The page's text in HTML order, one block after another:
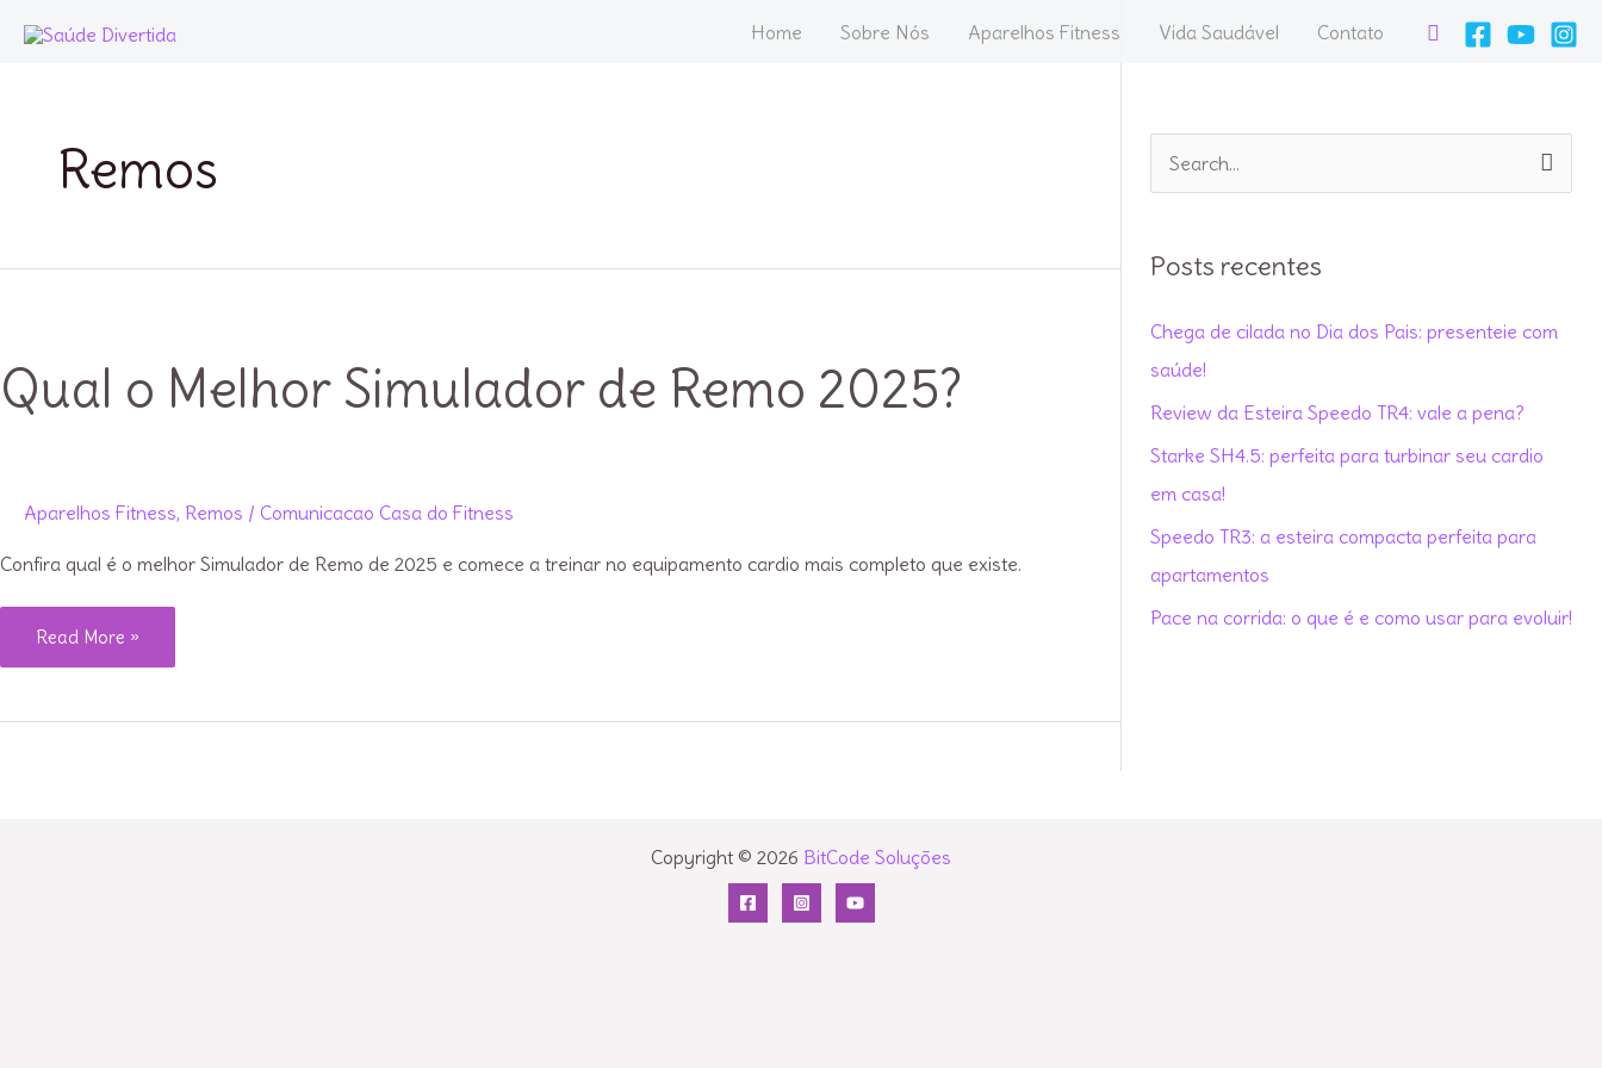
para
Home Sobre Nós Aparelhos Fitness Vida Saudável Contato Pesquisar
Remos
Qual o Melhor Simulador de Remo 2025?
Aparelhos Fitness, Remos / Comunicacao Casa do Fitness
Confira qual é o melhor Simulador de Remo de 2025 e comece a treinar no equipamento cardio mais completo que existe.
Qual
o
Read More »
e
q
i
s
a
r
p
o
r
:
Posts recentes
Chega de cilada no Dia dos Pais: presenteie com
saúde!
Review da Esteira Speedo TR4: vale a pena?
Starke SH4.5: perfeita para turbinar seu cardio
em casa!
Speedo TR3: a esteira compacta perfeita para
apartamentos
Pace na corrida: o que é e como usar para evoluir!
Copyright © 2026 BitCode Soluções